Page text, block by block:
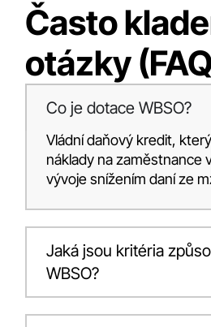
Často
otázky
Co je dotace WBSO?
Vládní daňový kredit,
náklady na zaměstnance
vývoje snížením daní ze
Jaká jsou kritéria
WBSO?